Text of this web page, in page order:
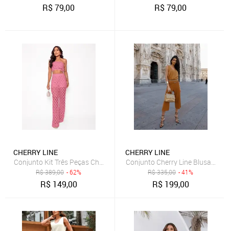
R$79,00 R$79,00
CHERRY LINE
Conjunto Kit Três Peças Cherry Line Top Faixa Cropped Calça
R$389,00 - 62%
R$ 149,00
CHERRY LINE
Conjunto Cherry Line Blusa
R$335,00 - 41%
R$ 199,00